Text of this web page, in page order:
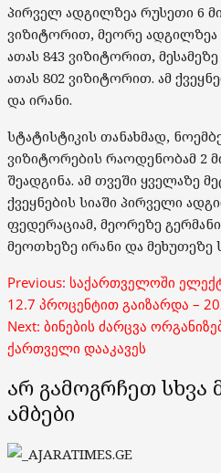
პირველ ადგილზეა რუსეთი 6
ვიზიტორით, მეორე ადგილზეა
ათას 843 ვიზიტორით,
ათას 802 ვიზიტორით. ამ
და ირანი.
სტატისტიკის თანახმად,
ვიზიტორების რაოდენობამ 2
შეადგინა. ამ თვეში ყველაზე
ქვეყნების სიაში პირველი
ფედერაციამ, მეორეზე
მეოთხეზე ირანი და
Post
navigation
Previous: საქართველოში
12.7 პროცენტით გაიზარდა –
Next: ბინების ძარცვა
ქართველი დააკავეს
არ გამოგრჩეთ სხვა
ამბები